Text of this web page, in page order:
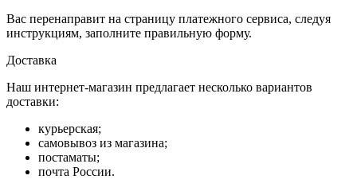
Вас перенаправит на страницу платежного сервиса, следуя
инструкциям, заполните правильную форму.
Доставка
Наш интернет-магазин предлагает несколько вариантов
доставки:
курьерская;
самовывоз из магазина;
постаматы;
почта России.